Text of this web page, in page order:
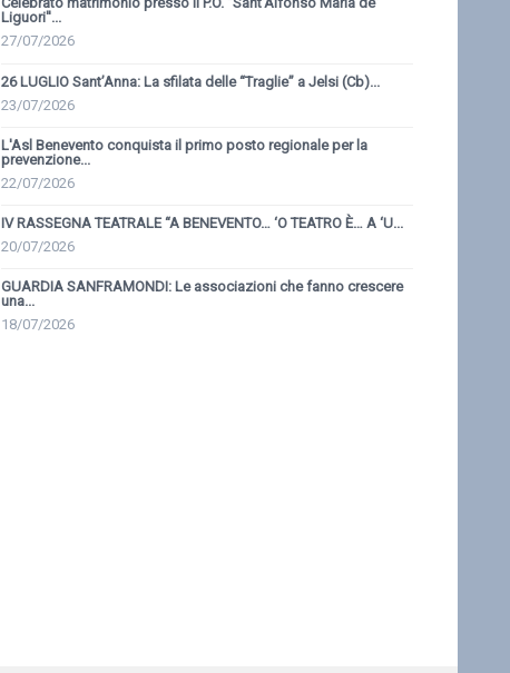
Liguori''...
27/07/2026
26 LUGLIO Sant’Anna: La sfilata delle “Traglie” a Jelsi (Cb)...
23/07/2026
L'Asl Benevento conquista il primo posto regionale per la
prevenzione...
22/07/2026
IV RASSEGNA TEATRALE “A BENEVENTO… ‘O TEATRO È… A ‘U...
20/07/2026
GUARDIA SANFRAMONDI: Le associazioni che fanno crescere
una...
18/07/2026